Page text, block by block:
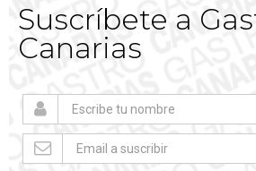
Suscríbete a
Canarias